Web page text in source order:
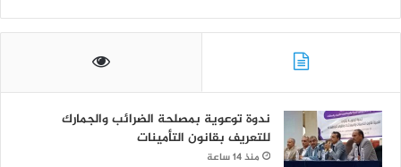
ندوة توعوية بمصلحة الضرائب والجمارك
للتعريف بقانون التأمينات
منذ 14 ساعة